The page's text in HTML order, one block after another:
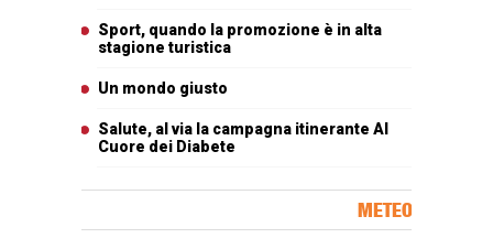
Sport, quando la promozione è in alta
stagione turistica
Un mondo giusto
Salute, al via la campagna itinerante Al
Cuore dei Diabete
METEO